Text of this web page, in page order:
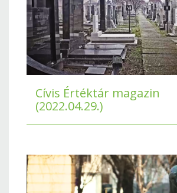
Cívis Értéktár magazin
(2022.04.29.)